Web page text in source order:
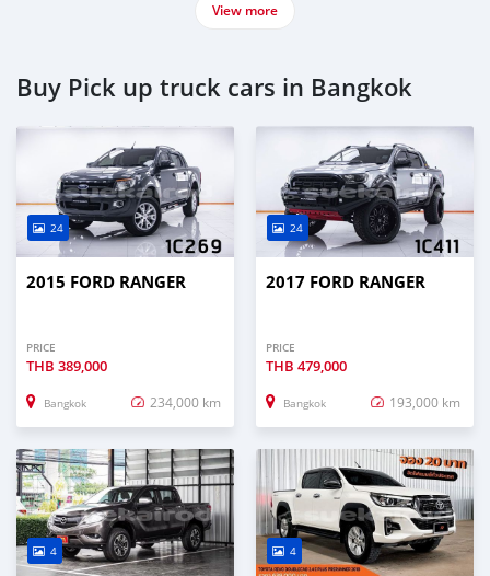
View more
Buy Pick up truck cars in Bangkok
24
2015 FORD RANGER
PRICE
THB 389,000
Bangkok 234,000 km
24
2017 FORD RANGER
PRICE
THB 479,000
Bangkok 193,000 km
4 4